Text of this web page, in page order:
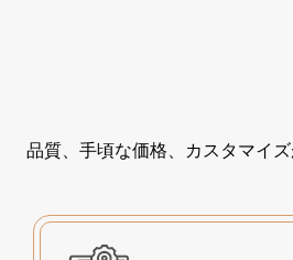
品質、手頃な価格、カスタマイ